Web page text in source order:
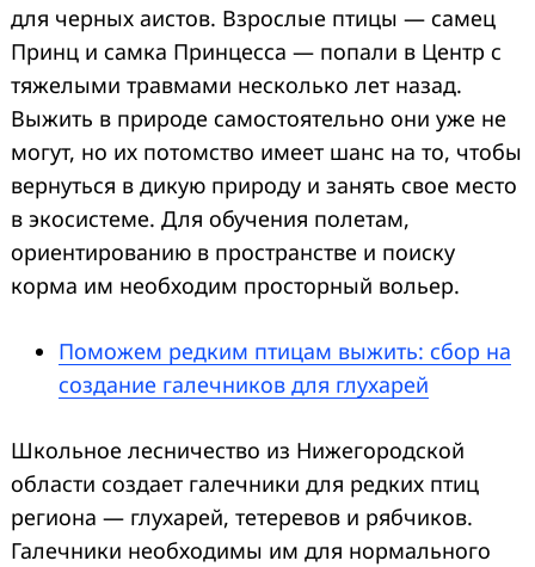
для черных аистов. Взрослые птицы — самец
Принц и самка Принцесса — попали в Центр с
тяжелыми травмами несколько лет назад.
Выжить в природе самостоятельно они уже не
могут, но их потомство имеет шанс на то, чтобы
вернуться в дикую природу и занять свое место
в экосистеме. Для обучения полетам,
ориентированию в пространстве и поиску
корма им необходим просторный вольер.
Поможем редким птицам выжить: сбор на
создание галечников для глухарей
Школьное лесничество из Нижегородской
области создает галечники для редких птиц
региона — глухарей, тетеревов и рябчиков.
Галечники необходимы им для нормального